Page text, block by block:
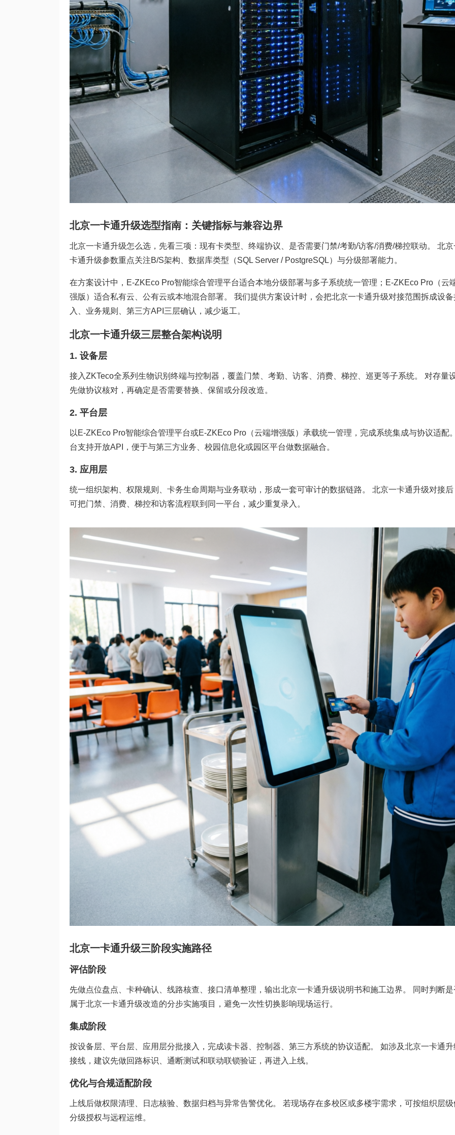
北京一卡通升级选型指南：关键指标与兼容边界
北京一卡通升级怎么选，先看三项：现有卡类型、终端协议、是否需要门禁/考勤/访客/消费/梯控联动。 北京
卡通升级参数重点关注B/S架构、数据库类型（SQL Server / PostgreSQL）与分级部署能力。
在方案设计中，E-ZKEco Pro智能综合管理平台适合本地分级部署与多子系统统一管理；E-ZKEco Pro（云
强版）适合私有云、公有云或本地混合部署。 我们提供方案设计时，会把北京一卡通升级对接范围拆成设备
入、业务规则、第三方API三层确认，减少返工。
北京一卡通升级三层整合架构说明
1. 设备层
接入ZKTeco全系列生物识别终端与控制器，覆盖门禁、考勤、访客、消费、梯控、巡更等子系统。 对存量
先做协议核对，再确定是否需要替换、保留或分段改造。
2. 平台层
以E-ZKEco Pro智能综合管理平台或E-ZKEco Pro（云端增强版）承载统一管理，完成系统集成与协议适配
台支持开放API，便于与第三方业务、校园信息化或园区平台做数据融合。
3. 应用层
统一组织架构、权限规则、卡务生命周期与业务联动，形成一套可审计的数据链路。 北京一卡通升级对接后
可把门禁、消费、梯控和访客流程联到同一平台，减少重复录入。
北京一卡通升级三阶段实施路径
评估阶段
先做点位盘点、卡种确认、线路核查、接口清单整理，输出北京一卡通升级说明书和施工边界。 同时判断是
属于北京一卡通升级改造的分步实施项目，避免一次性切换影响现场运行。
集成阶段
按设备层、平台层、应用层分批接入，完成读卡器、控制器、第三方系统的协议适配。 如涉及北京一卡通升
接线，建议先做回路标识、通断测试和联动联锁验证，再进入上线。
优化与合规适配阶段
上线后做权限清理、日志核验、数据归档与异常告警优化。 若现场存在多校区或多楼宇需求，可按组织层级
分级授权与远程运维。